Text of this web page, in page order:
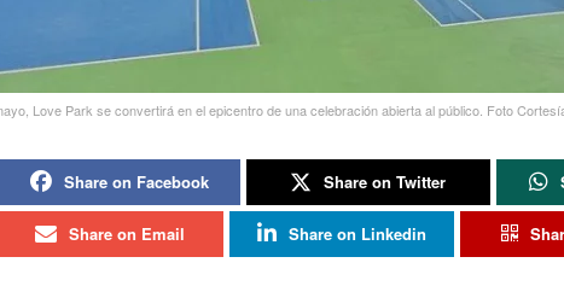
Love Park se convertirá en el epicentro de una celebración abierta al público. Foto
Share on Facebook Share on Twitter
Share on Email Share on Linkedin